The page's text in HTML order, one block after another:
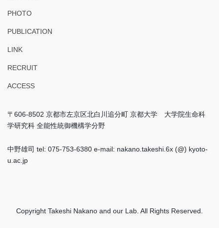
PHOTO
PUBLICATION
LINK
RECRUIT
ACCESS
〒606-8502 京都市左京区北白川追分町 京都大学 大学院生命科
学研究科 全能性統御機構学分野
中野雄司 tel: 075-753-6380 e-mail: nakano.takeshi.6x (@) kyoto-
u.ac.jp
Copyright Takeshi Nakano and our Lab. All Rights Reserved.